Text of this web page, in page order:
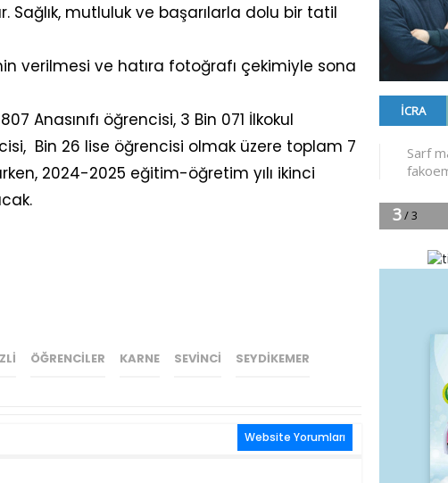
Sağlık, mutluluk ve başarılarla dolu bir tatil
verilmesi ve hatıra fotoğrafı çekimiyle sona
Anasınıfı öğrencisi, 3 Bin 071 İlkokul
Bin 26 lise öğrencisi olmak üzere toplam 7
2024-2025 eğitim-öğretim yılı ikinci
ÖĞRENCILER KARNE SEVINCI SEYDIKEMER
Website Yorumları